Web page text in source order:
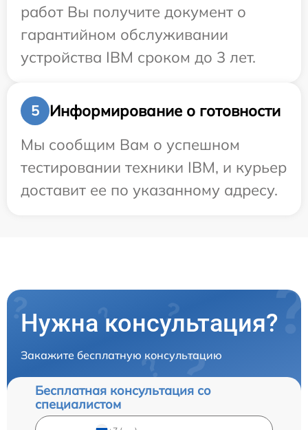
работ Вы получите документ о
гарантийном обслуживании
устройства IBM сроком до 3 лет.
5
Информирование о готовности
Мы сообщим Вам о успешном
тестировании техники IBM, и курьер
доставит ее по указанному адресу.
Нужна консультация?
Закажите бесплатную консультацию
Бесплатная консультация со
специалистом